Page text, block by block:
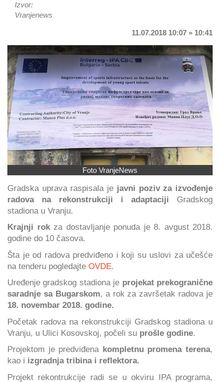
Izvor:
Vranjenews
11.07.2018 10:07 » 10:41
Foto VranjeNews
Gradska uprava raspisala je javni poziv za izvođenje
radova na rekonstrukciji i adaptaciji Gradskog
stadiona u Vranju.
Krajnji rokza dostavljanje ponuda je 8. avgust 2018.
godine do 10 časova.
Šta je od radova predviđeno i koji su uslovi za učešće
na tenderu pogledajte OVDE.
Uređenje gradskog stadiona je projekat prekogranične
saradnje sa Bugarskom, a rok za završetak radova je
18. novembar 2018. godine.
Početak radova na rekonstrukciji Gradskog stadiona u
Vranju, u Ulici Kosovskoj, počeli su prošle godine.
Projektom je predviđena
kompletnu promena terena,
kao i izgradnja tribina i reflektora.
Projekt rekontrukcije radi se u okviru IPA programa,